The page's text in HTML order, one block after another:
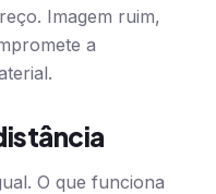
Imagem ruim,
a
O que funciona